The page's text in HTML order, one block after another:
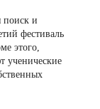
поиск и
фестиваль
этого,
ученические